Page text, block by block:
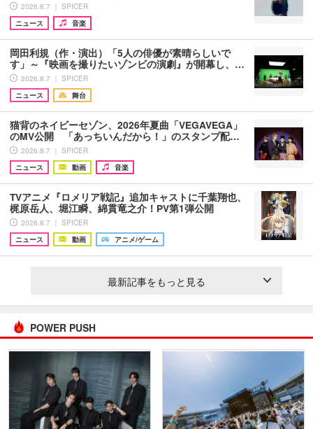
2026.8.7 ｜ SPICER
ニュース
音楽
岡田利規（作・演出）「5人の俳優が素晴らしいで
す」～『映画を撮りたいゾンビの演劇』が開幕し、…
2026.8.7 ｜ SPICER
ニュース
舞台
猫背のネイビーセゾン、2026年夏曲「VEGAVEGA」
のMV公開 「あっちいんだから！」のスタンプ配…
2026.8.7 ｜ SPICER
ニュース
動画 音楽
TVアニメ『ロメリア戦記』追加キャストに千葉翔也、
梶原岳人、堀江瞬、綿貫竜之介！PV第1弾公開
2026.8.7 ｜ SPICER
ニュース
動画 アニメ/ゲーム
最新記事をもっと見る
POWER PUSH